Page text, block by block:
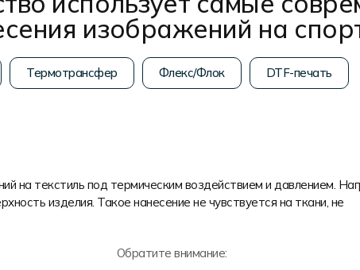
изображений на
Термотрансфер Флекс/Флок DTF-печать
на текстиль под термическим воздействием и давлением.
изделия. Такое нанесение не чувствуется на ткани, не
Обратите внимание: